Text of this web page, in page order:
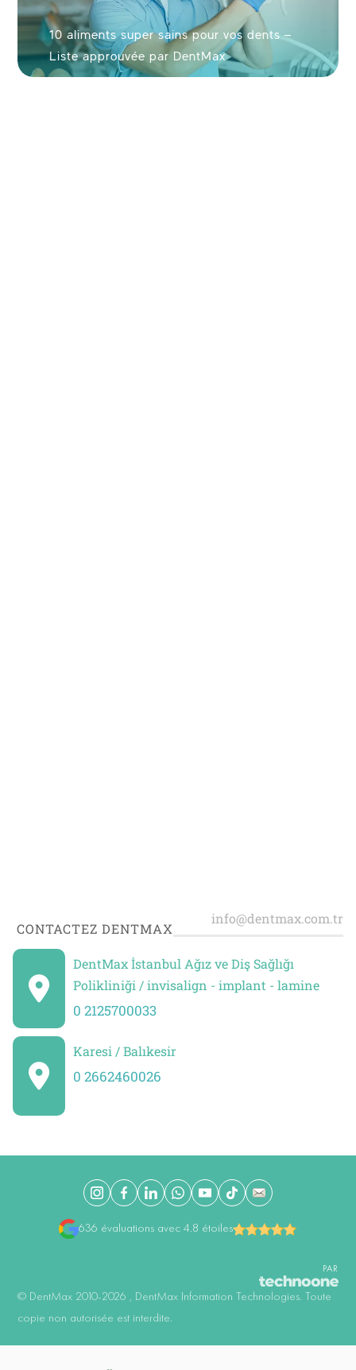
10 aliments super sains pour vos dents –
Liste approuvée par DentMax
CONTACTEZ DENTMAX
DentMax İstanbul Ağız ve Diş Sağlığı
Polikliniği / invisalign - implant - lamine
0 2125700033
Karesi / Balıkesir
0 2662460026
636 évaluations avec 4.8 étoiles
©️ DentMax 2010-2026 , DentMax Information Technologies. Toute
copie non autorisée est interdite.
PAR